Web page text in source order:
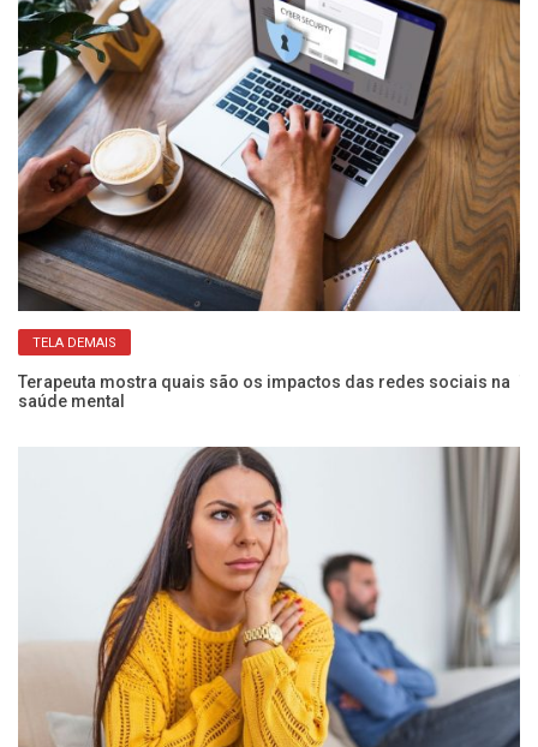
TELA DEMAIS
Terapeuta mostra quais são os impactos das redes sociais na
saúde mental